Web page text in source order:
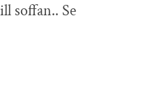
soffan.. Se